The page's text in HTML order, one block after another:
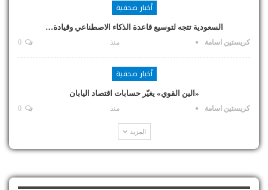
أخبار صحفية
السعودية تتجه لتوسيع قاعدة الذكاء الاصطناعي وقيادة…
كريستين اسامة منذ
أخبار صحفية
«الين القوي» يغيّر حسابات اقتصاد اليابان
كريستين اسامة منذ
المزيد